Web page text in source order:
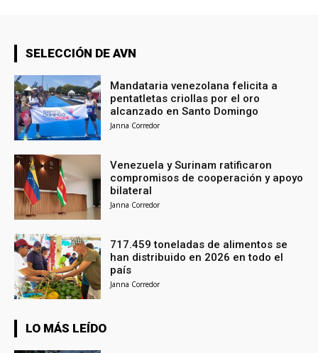
SELECCIÓN DE AVN
Mandataria venezolana felicita a
pentatletas criollas por el oro
alcanzado en Santo Domingo
Janna Corredor
Venezuela y Surinam ratificaron
compromisos de cooperación y apoyo
bilateral
Janna Corredor
717.459 toneladas de alimentos se
han distribuido en 2026 en todo el
país
Janna Corredor
LO MÁS LEÍDO